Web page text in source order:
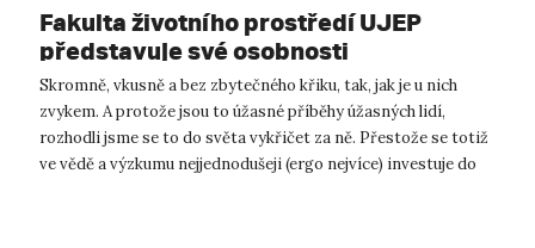
Fakulta životního prostředí UJEP
představuje své osobnosti
Skromně, vkusně a bez zbytečného křiku, tak, jak je u nich
zvykem. A protože jsou to úžasné příběhy úžasných lidí,
rozhodli jsme se to do světa vykřičet za ně. Přestože se totiž
ve vědě a výzkumu nejjednodušeji (ergo nejvíce) investuje do